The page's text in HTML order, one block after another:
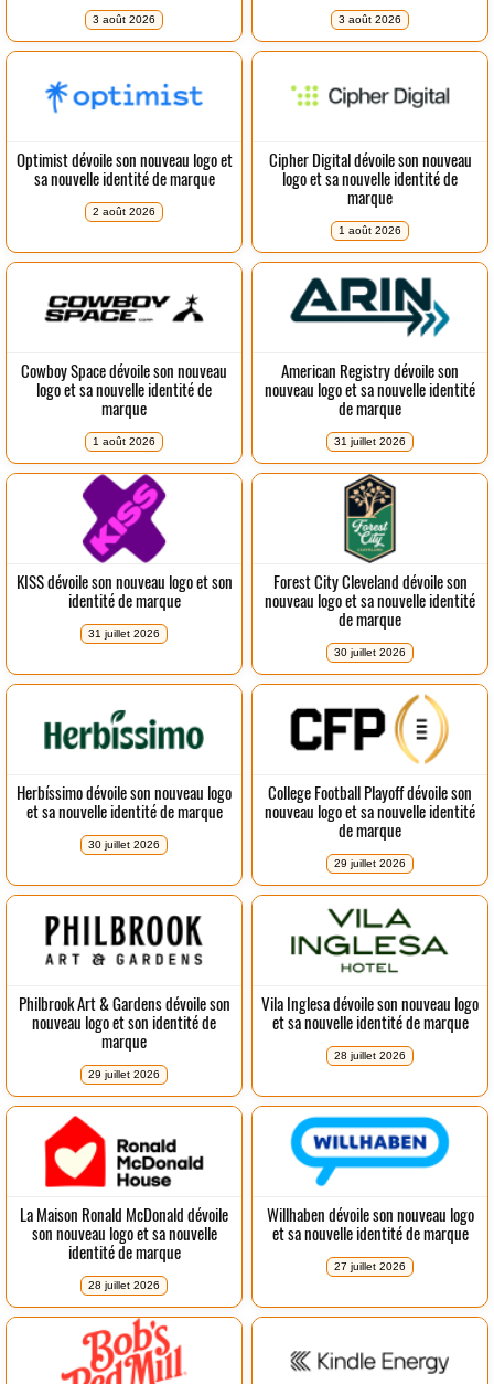
3 août 2026 3 août 2026
Optimist dévoile son nouveau logo et
sa nouvelle identité de marque
2 août 2026
Cipher Digital dévoile son nouveau
logo et sa nouvelle identité de
marque
1 août 2026
Cowboy Space dévoile son nouveau
logo et sa nouvelle identité de
marque
1 août 2026
American Registry dévoile son
nouveau logo et sa nouvelle identité
de marque
31 juillet 2026
KISS dévoile son nouveau logo et son
identité de marque
31 juillet 2026
Forest City Cleveland dévoile son
nouveau logo et sa nouvelle identité
de marque
30 juillet 2026
Herbíssimo dévoile son nouveau logo
et sa nouvelle identité de marque
30 juillet 2026
College Football Playoff dévoile son
nouveau logo et sa nouvelle identité
de marque
29 juillet 2026
Philbrook Art & Gardens dévoile son
nouveau logo et son identité de
marque
29 juillet 2026
Vila Inglesa dévoile son nouveau logo
et sa nouvelle identité de marque
28 juillet 2026
La Maison Ronald McDonald dévoile
son nouveau logo et sa nouvelle
identité de marque
28 juillet 2026
Willhaben dévoile son nouveau logo
et sa nouvelle identité de marque
27 juillet 2026